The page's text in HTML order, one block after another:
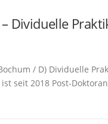
Dividuelle
/ D) Dividuelle
seit 2018 Post-